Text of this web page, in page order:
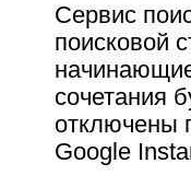
Сервис
поисковой
сочетания
отключены
Google